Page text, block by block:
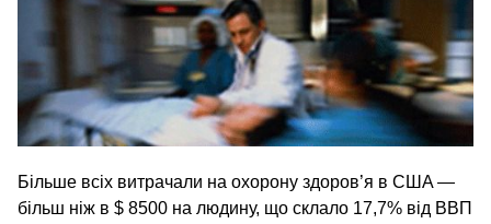
Більше всіх витрачали на охорону здоров’я в США —
більш ніж в $ 8500 на людину, що склало 17,7% від ВВП